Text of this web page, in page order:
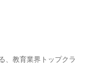
、教育業界トップクラ